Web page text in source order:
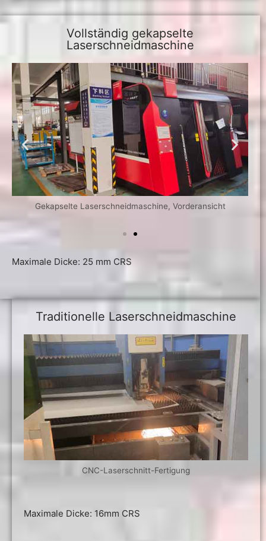
Vollständig gekapselte
Laserschneidmaschine
Gekapselte Laserschneidmaschine, Vorderansicht
Maximale Dicke: 25 mm CRS
Traditionelle Laserschneidmaschine
CNC-Laserschnitt-Fertigung
Maximale Dicke: 16mm CRS